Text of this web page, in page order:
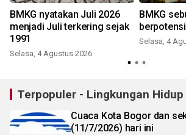
BMKG nyatakan Juli 2026
menjadi Juli terkering sejak
1991
Selasa, 4 Agustus 2026
BMKG
Selasa, 4
Terpopuler - Lingkungan Hidup
Cuaca Kota Bogor dan
(11/7/2026) hari ini